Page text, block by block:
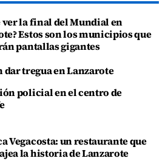
ver la final del Mundial en
Estos son los municipios que
pantallas gigantes
dar tregua en Lanzarote
policial en el centro de
Vegacosta: un restaurante que
la historia de Lanzarote